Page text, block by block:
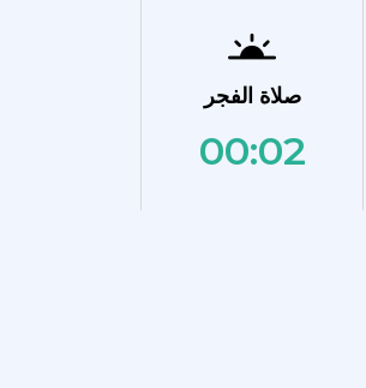
صلاة الفجر
00:02